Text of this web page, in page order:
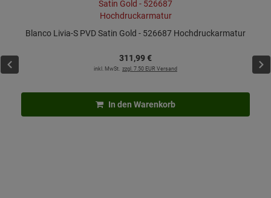
Blanco Livia-S PVD Satin Gold - 526687 Hochdruckarmatur
311,99€
inkl. MwSt. zzgl. 7.50 EUR Versand
In den Warenkorb